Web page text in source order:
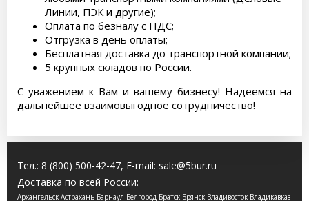
Линии, ПЭК и другие);
Оплата по безналу с НДС;
Отгрузка в день оплаты;
Бесплатная доставка до транспортной компании;
5 крупных складов по России.
С уважением к Вам и вашему бизнесу! Надеемся на
дальнейшее взаимовыгодное сотрудничество!
Тел.: 8 (800) 500-42-47, E-mail: sale@5bur.ru
Доставка по всей России:
Архангельск Астрахань Барнаул Белгород Братск Брянск Владивосток Владикавказ